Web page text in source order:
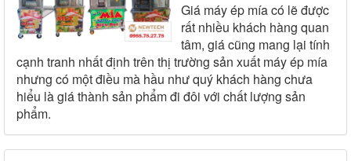
Giá máy ép mía có lẽ được
rất nhiều khách hàng quan
tâm, giá cũng mang lại tính
cạnh tranh nhất định trên thị trường sản xuất máy ép mía
nhưng có một điều mà hầu như quý khách hàng chưa
hiểu là giá thành sản phẩm đi đôi với chất lượng sản
phẩm.